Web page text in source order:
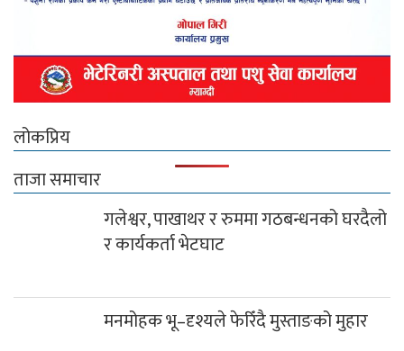
लोकप्रिय
ताजा समाचार
गलेश्वर, पाखाथर र रुममा गठबन्धनको घरदैलो
र कार्यकर्ता भेटघाट
मनमोहक भू–दृश्यले फेरिँदै मुस्ताङको मुहार